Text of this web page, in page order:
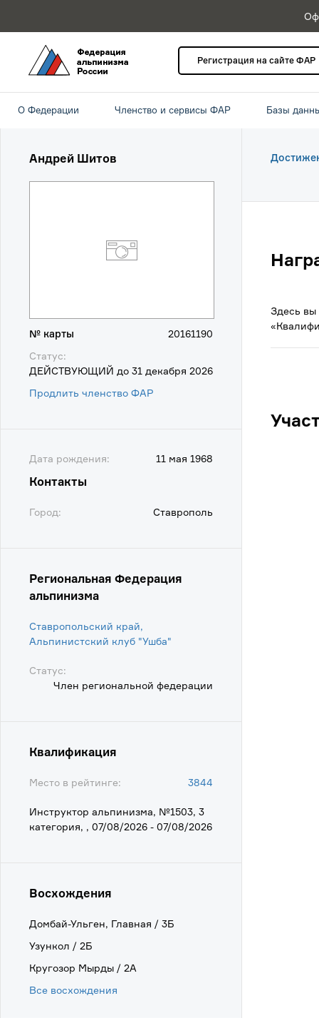
Регистрация на сайте ФАР
О Федерации Членство и сервисы ФАР Базы
Андрей Шитов
№ карты
20161190
Статус:
ДЕЙСТВУЮЩИЙ до 31 декабря 2026
Продлить членство ФАР
Дата рождения: 11 мая 1968
Контакты
Город: Ставрополь
Региональная Федерация
альпинизма
Ставропольский край,
Альпинистский клуб "Ушба"
Статус:
Член региональной федерации
Квалификация
Место в рейтинге: 3844
Инструктор альпинизма, №1503, 3
категория, , 07/08/2026 - 07/08/2026
Восхождения
Домбай-Ульген, Главная / 3Б
Узункол / 2Б
Кругозор Мырды / 2А
Все восхождения
Здесь вы